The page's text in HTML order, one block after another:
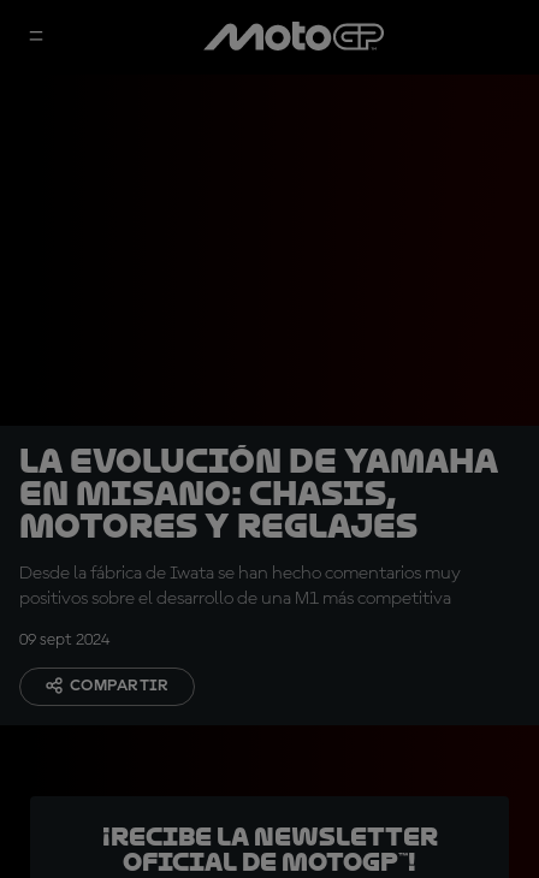
La evolución de Yamaha
en Misano: Chasis,
motores y reglajes
Desde la fábrica de Iwata se han hecho comentarios muy
positivos sobre el desarrollo de una M1 más competitiva
09 sept 2024
COMPARTIR
¡Recibe la Newsletter
oficial de MotoGP™!